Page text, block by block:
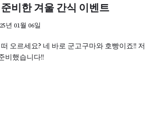
비한 겨울 간식 이벤트
년 01월 06일
오르세요? 네 바로 군고구마와 호빵이죠!! 저
비했습니다!!